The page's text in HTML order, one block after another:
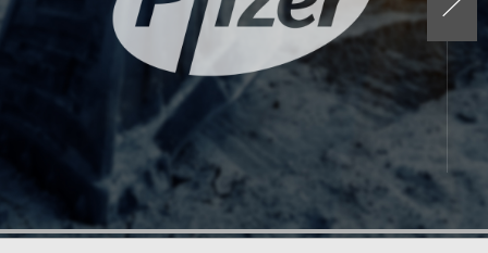
rispettano l’ambiente e contribuiscono alla qualità della vita
delle persone. Vogliamo essere attivamente coinvolti nella
creazione di comunità più resilienti e sostenibili, attraverso
la progettazione e la realizzazione di progetti che integrano
principi di efficienza energetica, utilizzo intelligente delle
risorse e riduzione dell’impatto ambientale. Aspiriamo a
essere un’azienda in cui le persone desiderano lavorare e
crescere professionalmente. Vogliamo creare un ambiente
di lavoro inclusivo, in cui i nostri dipendenti siano stimolati,
supportati e valorizzati per le loro competenze e contributi.
Vogliamo attrarre i migliori talenti del settore e offrire